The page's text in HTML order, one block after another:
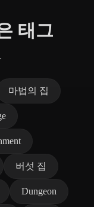
태그
마법의 집
버섯 집
Dungeon